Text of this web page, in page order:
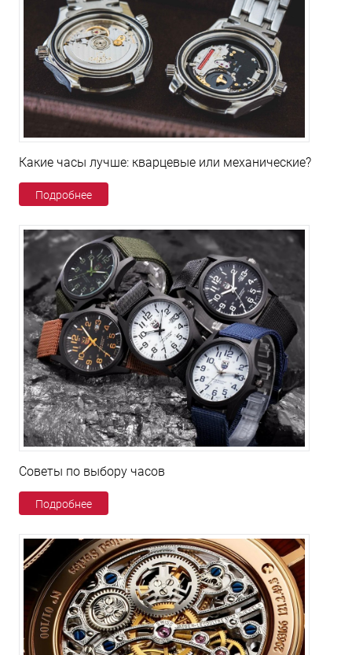
Какие часы лучше: кварцевые или механические?
Подробнее
Советы по выбору часов
Подробнее